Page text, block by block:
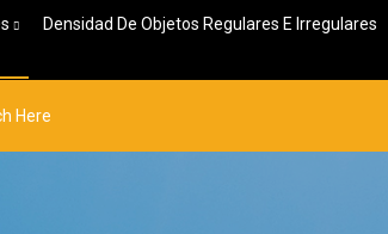
Densidad De Objetos Regulares E Irregulares